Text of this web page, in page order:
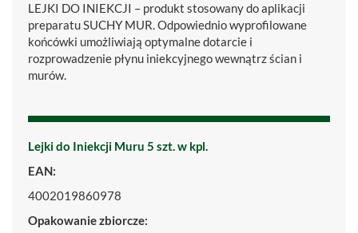
LEJKI DO INIEKCJI – produkt stosowany do aplikacji
preparatu SUCHY MUR. Odpowiednio wyprofilowane
końcówki umożliwiają optymalne dotarcie i
rozprowadzenie płynu iniekcyjnego wewnątrz ścian i
murów.
Lejki do Iniekcji Muru 5 szt. w kpl.
EAN:
4002019860978
Opakowanie zbiorcze: